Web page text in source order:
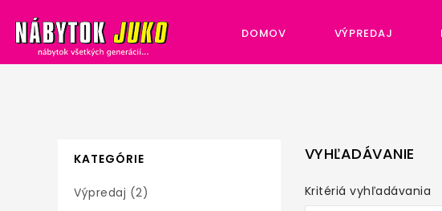
DOMOV VÝPREDAJ
KATEGÓRIE
Výpredaj (2)
VYHĽADÁVANIE
Kritériá vyhľadávania